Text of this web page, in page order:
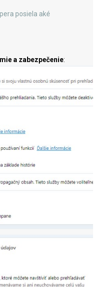
posiela aké
a zabezpečenie: